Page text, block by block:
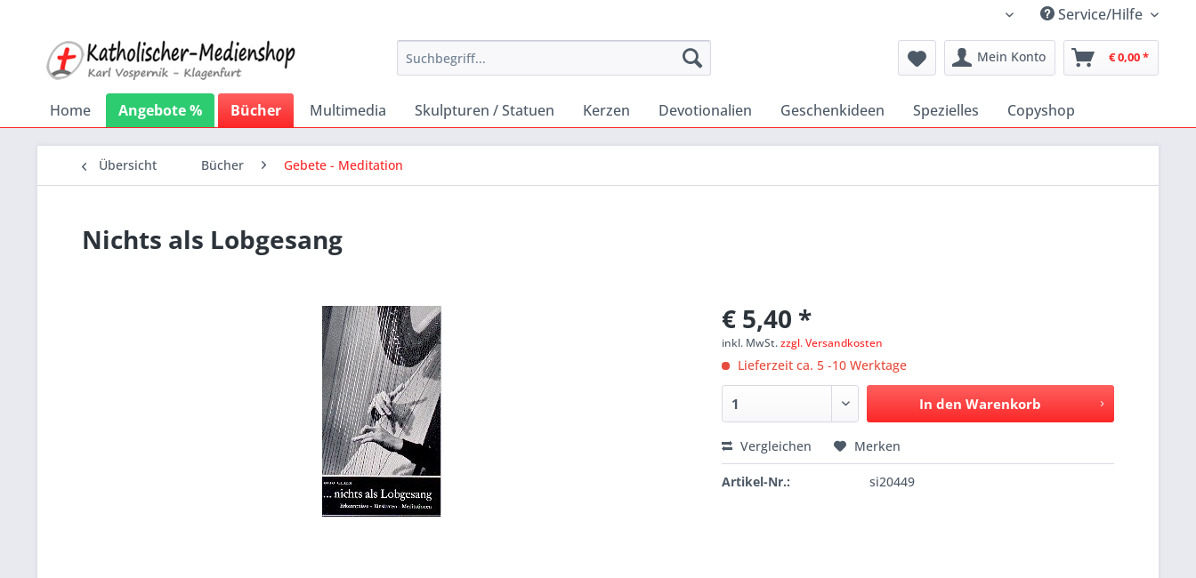
Katholischer Medienshop
Service/Hilfe
Mein Konto € 0,00 *
Home Angebote % Bücher Multimedia Skulpturen / Statuen Kerzen Devotionalien Geschenkideen Spezielles Copyshop
Übersicht Bücher Gebete - Meditation
Nichts als Lobgesang
€ 5,40 *
inkl. MwSt.zzgl. Versandkosten
Lieferzeit ca. 5 -10 Werktage
In den Warenkorb
Vergleichen Merken
Artikel-Nr.: si20449